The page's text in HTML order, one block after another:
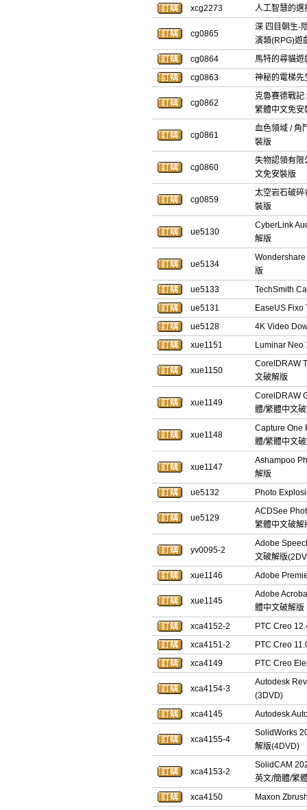
xcg2273
人工智慧的選
cg0865
深 四目朝生-
演類(RPG)遊
cg0864
馬特的尋貓
cg0863
神秘的電梯先
cg0862
克魯賽德戰
繁體中文免安
cg0861
血色領域 / 角
裝版
cg0860
失物認領有限
文免安裝版
cg0859
太空岩石破碎
裝版
ue5130
CyberLink
解版
ue5134
版
ue5133
TechSmith
ue5131
EaseUS Fixo
ue5128
4K Video
xue1151
Luminar Neo
xue1150
CorelDRAW
文破解版
xue1149
CorelDRAW
體/繁體中文
xue1148
Capture One
體/繁體中文
xue1147
Ashampoo
解版
ue5132
Photo
ue5129
ACDSee
繁體中文破解
yv0095-2
Adobe
文破解版
xue1146
Adobe
xue1145
Adobe
體中文破解版
xca4152-2
PTC Creo
xca4151-2
PTC Creo
xca4149
PTC Creo
xca4154-3
Autodesk
(3DVD)
xca4145
Autodesk
xca4155-4
SolidWorks
解版(4DVD)
xca4153-2
SolidCAM
英文/簡體/繁
xca4150
Maxon